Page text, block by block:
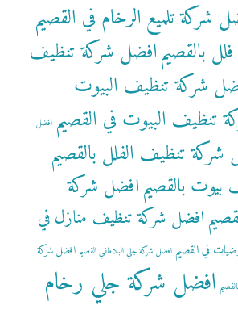
شركة تلميع الرخام في القصيم
بالقصيمافضل شركة تنظيف
شركة تنظيف البيوت
تنظيف البيوت في القصيم افضل
شركة تنظيف الفلل بالقصيم
بالقصيمافضل شركة
افضل شركة تنظيف منازل في
في القصيم افضل شركة جلي البلاطفي القصيم افضل شركة
افضل شركة جلي رخام